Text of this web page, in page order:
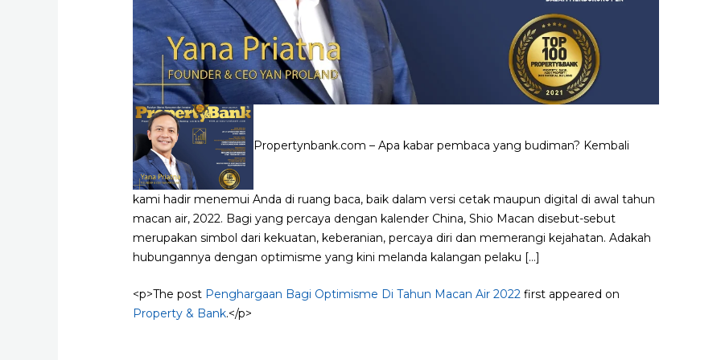
Propertynbank.com – Apa kabar pembaca yang budiman? Kembali
kami hadir menemui Anda di ruang baca, baik dalam versi cetak maupun digital di awal tahun
macan air, 2022. Bagi yang percaya dengan kalender China, Shio Macan disebut-sebut
merupakan simbol dari kekuatan, keberanian, percaya diri dan memerangi kejahatan. Adakah
hubungannya dengan optimisme yang kini melanda kalangan pelaku […]
<p>The post Penghargaan Bagi Optimisme Di Tahun Macan Air 2022 first appeared on
Property & Bank.</p>